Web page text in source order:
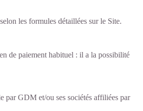
les formules détaillées sur le Site.
de paiement habituel : il a la possibilité
par GDM et/ou ses sociétés affiliées par